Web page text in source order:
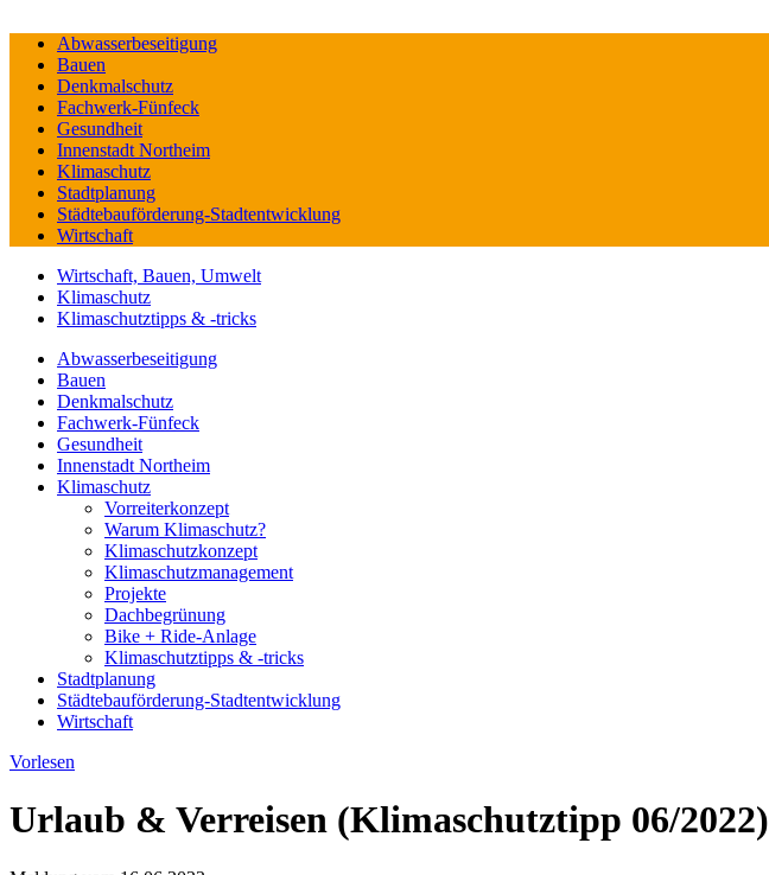
Abwasserbeseitigung
Bauen
Denkmalschutz
Fachwerk-Fünfeck
Gesundheit
Innenstadt Northeim
Klimaschutz
Stadtplanung
Städtebauförderung-Stadtentwicklung
Wirtschaft
Wirtschaft, Bauen, Umwelt
Klimaschutz
Klimaschutztipps & -tricks
Abwasserbeseitigung
Bauen
Denkmalschutz
Fachwerk-Fünfeck
Gesundheit
Innenstadt Northeim
Klimaschutz
Vorreiterkonzept
Warum Klimaschutz?
Klimaschutzkonzept
Klimaschutzmanagement
Projekte
Dachbegrünung
Bike + Ride-Anlage
Klimaschutztipps & -tricks
Stadtplanung
Städtebauförderung-Stadtentwicklung
Wirtschaft
Vorlesen
Urlaub & Verreisen (Klimaschutztipp 06/2022)